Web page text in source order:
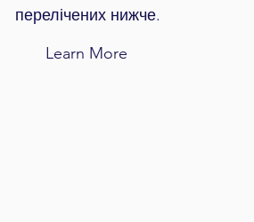
перелічених нижче.
Learn More